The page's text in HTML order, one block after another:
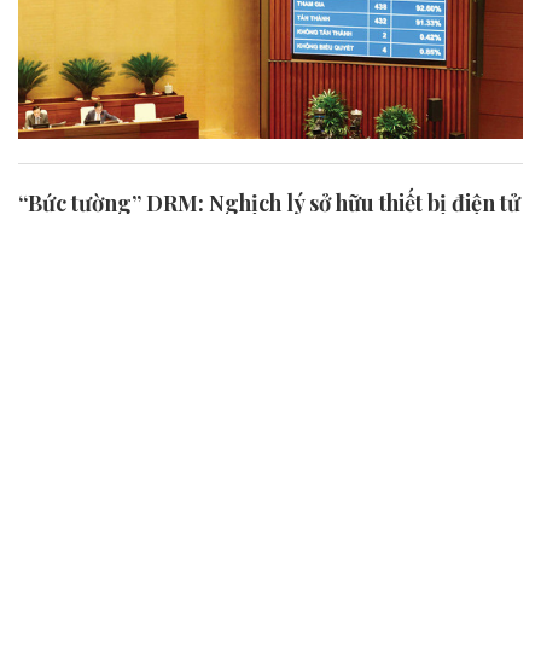
“Bức tường” DRM: Nghịch lý sở hữu thiết bị điện tử